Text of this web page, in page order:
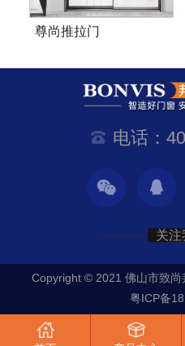
尊尚推拉门
电话：
关注
Copyright © 2021 佛山市致尚
粤ICP备